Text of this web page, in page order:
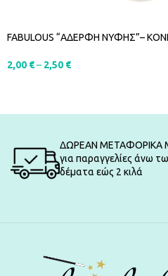
FABULOUS “ΑΔΕΡΦΗ ΝΥΦΗΣ”–
2,00 €– 2,50 €
ΔΩΡΕΑΝ ΜΕΤΑΦΟΡΙΚΑ
για παραγγελίες άνω
δέματα εώς 2 κιλά